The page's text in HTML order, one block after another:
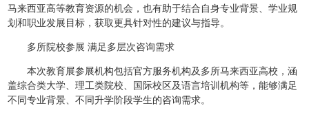
马来西亚高等教育资源的机会，也有助于结合自身专业背景、学业规
划和职业发展目标，获取更具针对性的建议与指导。
多所院校参展 满足多层次咨询需求
本次教育展参展机构包括官方服务机构及多所马来西亚高校，涵
盖综合类大学、理工类院校、国际校区及语言培训机构等，能够满足
不同专业背景、不同升学阶段学生的咨询需求。